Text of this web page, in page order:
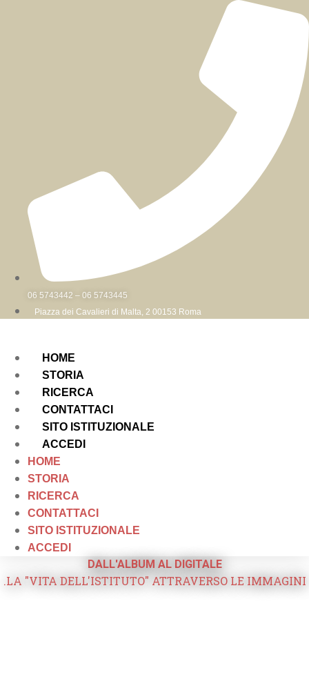
06 5743442 – 06 5743445
Piazza dei Cavalieri di Malta, 2 00153 Roma
HOME
STORIA
RICERCA
CONTATTACI
SITO ISTITUZIONALE
ACCEDI
HOME
STORIA
RICERCA
CONTATTACI
SITO ISTITUZIONALE
ACCEDI
DALL'ALBUM AL DIGITALE
.LA "VITA DELL'ISTITUTO" ATTRAVERSO LE IMMAGINI